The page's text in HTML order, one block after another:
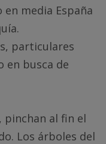
media España
particulares
en busca de
pinchan al fin el
Los árboles del